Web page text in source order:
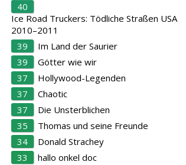
40
Ice Road Truckers: Tödliche Straßen USA
2010–2011
39
Im Land der Saurier
39
Götter wie wir
37
Hollywood-Legenden
37
Chaotic
37
Die Unsterblichen
35
Thomas und seine Freunde
34
Donald Strachey
33
hallo onkel doc